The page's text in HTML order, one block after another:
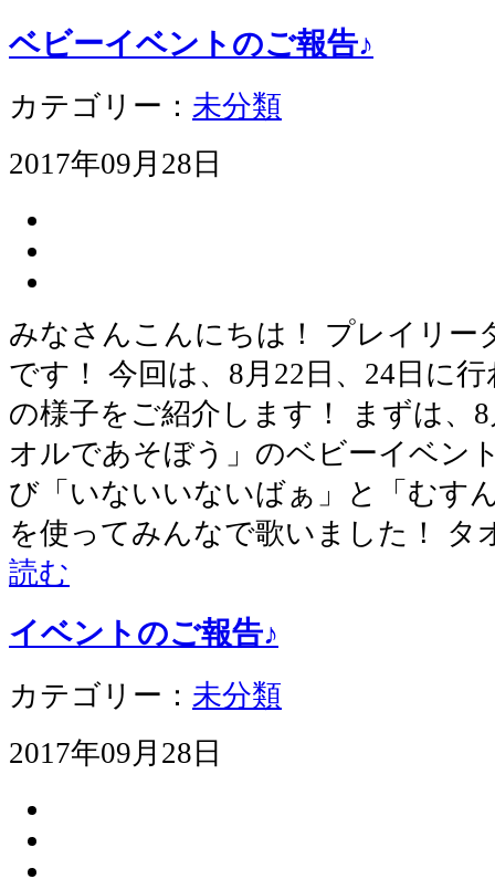
ベビーイベントのご報告♪
カテゴリー： 未分類
2017年09月28日
みなさんこんにちは！ プレイリー
です！ 今回は、8月22日、24日に
の様子をご紹介します！ まずは、
オルであそぼう」のベビーイベン
び「いないいないばぁ」と「むす
を使ってみんなで歌いました！
読む
イベントのご報告♪
カテゴリー： 未分類
2017年09月28日